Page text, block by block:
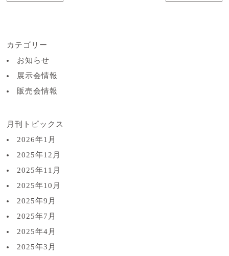
カテゴリー
お知らせ
展示会情報
販売会情報
月刊トピックス
2026年1月
2025年12月
2025年11月
2025年10月
2025年9月
2025年7月
2025年4月
2025年3月